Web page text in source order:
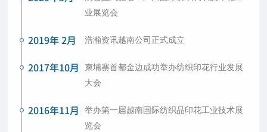
业展览会
2019年 2月 浩瀚资讯越南公司正式成立
2017年10月
柬埔寨首都金边成功举办纺织印花行业发展
大会
2016年11月
举办第一届越南国际纺织品印花工业技术展
览会